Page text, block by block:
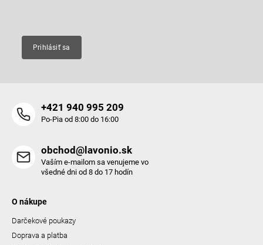
Prihlásiť sa
+421 940 995 209
Po-Pia od 8:00 do 16:00
obchod@lavonio.sk
Vaším e-mailom sa venujeme vo
všedné dni od 8 do 17 hodín
O nákupe
Darčekové poukazy
Doprava a platba